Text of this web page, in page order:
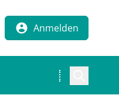
Anmelden